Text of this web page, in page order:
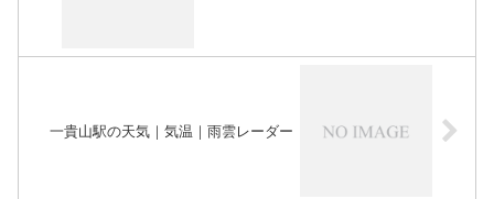
一貴山駅の天気｜気温｜雨雲レーダー